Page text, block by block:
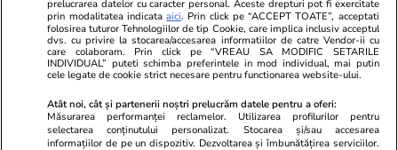
8. Programe deachiziție de material rulant nou,
preferabil electric sau cu hidrogen. Este de
menționat că trenurile cu hidrogensunt deja în
serviciu regulat pe căile ferate europene.
9. Finanțareamodernizării liniilor feroviare non-
prelucrarea datelor cu caracter personal. Aceste drepturi pot fi exercitate
prin modalitatea indicataaici. Prin click pe “ACCEPT TOATE”, acceptati
folosirea tuturor Tehnologiilor de tip Cookie, care implica inclusiv acceptul
dvs. cu privire la stocarea/accesarea informatiilor de catre Vendor-ii cu
care colaboram. Prin click pe “VREAU SA MODIFIC SETARILE
INDIVIDUAL” puteti schimba preferintele in mod individual, mai putin
cele legate de cookie strict necesare pentru functionarea website-ului.
Atât noi, cât și partenerii noștri prelucrăm datele pentru a oferi:
Măsurarea performanței reclamelor. Utilizarea profilurilor pentru
selectarea conținutului personalizat. Stocarea și/sau accesarea
informațiilor de pe un dispozitiv. Dezvoltarea și îmbunătățirea serviciilor.